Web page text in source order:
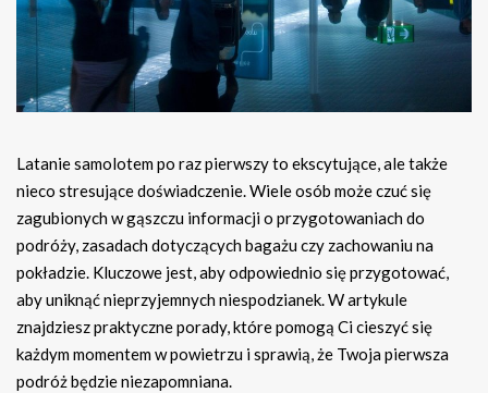
Latanie samolotem po raz pierwszy to ekscytujące, ale także
nieco stresujące doświadczenie. Wiele osób może czuć się
zagubionych w gąszczu informacji o przygotowaniach do
podróży, zasadach dotyczących bagażu czy zachowaniu na
pokładzie. Kluczowe jest, aby odpowiednio się przygotować,
aby uniknąć nieprzyjemnych niespodzianek. W artykule
znajdziesz praktyczne porady, które pomogą Ci cieszyć się
każdym momentem w powietrzu i sprawią, że Twoja pierwsza
podróż będzie niezapomniana.